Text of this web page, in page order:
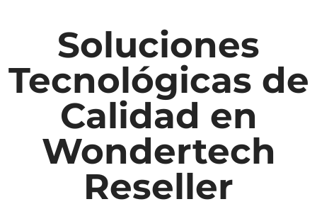
Soluciones
Tecnológicas de
Calidad en
Wondertech
Reseller